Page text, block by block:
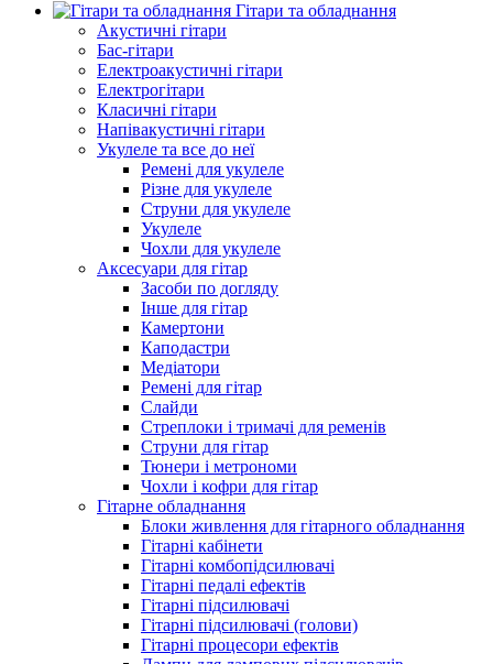
Гітари та обладнання
Акустичні гітари
Бас-гітари
Електроакустичні гітари
Електрогітари
Класичні гітари
Напівакустичні гітари
Укулеле та все до неї
Ремені для укулеле
Різне для укулеле
Струни для укулеле
Укулеле
Чохли для укулеле
Аксесуари для гітар
Засоби по догляду
Інше для гітар
Камертони
Каподастри
Медіатори
Ремені для гітар
Слайди
Стреплоки і тримачі для ременів
Струни для гітар
Тюнери і метрономи
Чохли і кофри для гітар
Гітарне обладнання
Блоки живлення для гітарного обладнання
Гітарні кабінети
Гітарні комбопідсилювачі
Гітарні педалі ефектів
Гітарні підсилювачі
Гітарні підсилювачі (голови)
Гітарні процесори ефектів